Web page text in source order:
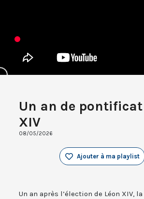
Un an de pontificat
XIV
08/05/2026
Ajouter à ma playlist
Un an après l’élection de Léon XIV,